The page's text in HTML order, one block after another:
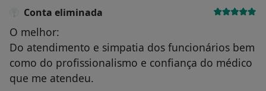
Conta eliminada
O melhor:
Do atendimento e simpatia dos funcionários bem
como do profissionalismo e confiança do médico
que me atendeu.